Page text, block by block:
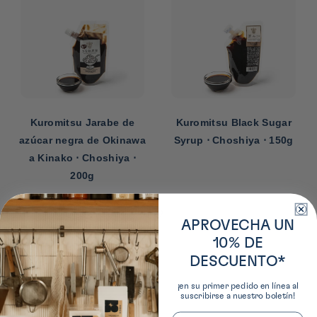
Kuromitsu Jarabe de
azúcar negra de Okinawa
a Kinako ⋅ Choshiya ⋅
200g
Kuromitsu Black Sugar
Syrup ⋅ Choshiya ⋅ 150g
‹
APROVECHA UN
10% DE
DESCUENTO*
¡en su primer pedido en línea al
suscribirse a nuestro boletín!